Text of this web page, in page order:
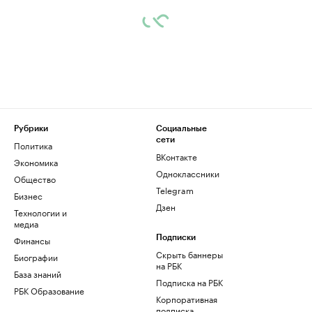
Рубрики
Политика
Экономика
Общество
Бизнес
Технологии и
медиа
Финансы
Биографии
База знаний
РБК Образование
Социальные
сети
ВКонтакте
Одноклассники
Telegram
Дзен
Подписки
Скрыть баннеры
на РБК
Подписка на РБК
Корпоративная